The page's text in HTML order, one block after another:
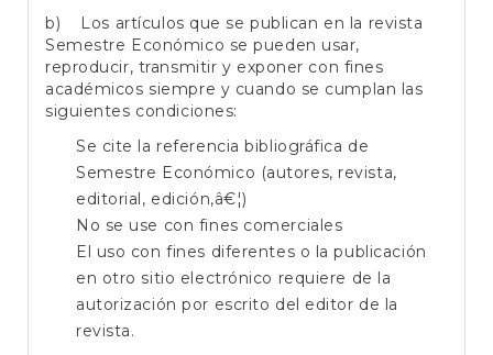
b) Los artículos que se publican en la revista
Semestre Económico se pueden usar,
reproducir, transmitir y exponer con fines
académicos siempre y cuando se cumplan las
siguientes condiciones:
Se cite la referencia bibliográfica de
Semestre Económico (autores, revista,
editorial, edición,â€¦)
No se use con fines comerciales
El uso con fines diferentes o la publicación
en otro sitio electrónico requiere de la
autorización por escrito del editor de la
revista.